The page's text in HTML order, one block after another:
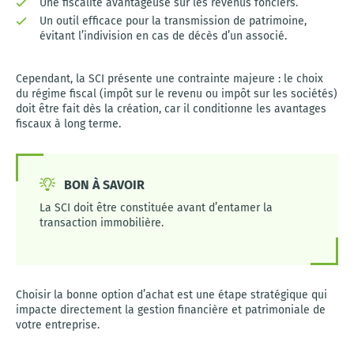
Une fiscalité avantageuse sur les revenus fonciers.
Un outil efficace pour la transmission de patrimoine,
évitant l’indivision en cas de décès d’un associé.
Cependant, la SCI présente une contrainte majeure : le choix
du régime fiscal (impôt sur le revenu ou impôt sur les sociétés)
doit être fait dès la création, car il conditionne les avantages
fiscaux à long terme.
BON À SAVOIR
La SCI doit être constituée avant d’entamer la
transaction immobilière.
Choisir la bonne option d’achat est une étape stratégique qui
impacte directement la gestion financière et patrimoniale de
votre entreprise.